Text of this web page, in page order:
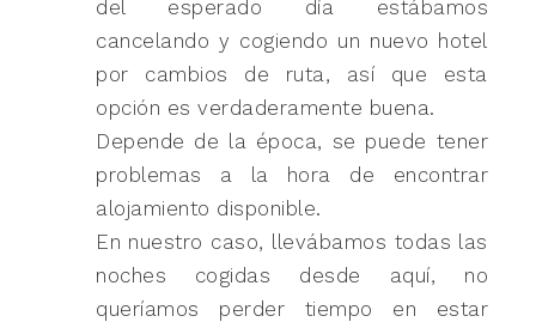
del esperado día estábamos
cancelando y cogiendo un nuevo hotel
por cambios de ruta, así que esta
opción es verdaderamente buena.
Depende de la época, se puede tener
problemas a la hora de encontrar
alojamiento disponible.
En nuestro caso, llevábamos todas las
noches cogidas desde aquí, no
queríamos perder tiempo en estar